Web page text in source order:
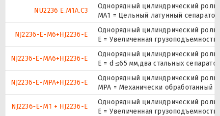
NU2236 E.M1A.C3
Однорядный цилиндрический
МА1 = Цельный латунный
NJ2236-E-M6+HJ2236-E
Однорядный цилиндрический
E = Увеличенная
NJ2236-E-MA6+HJ2236-E
Однорядный цилиндрический
E = d ≤65 мм,два стальных
NJ2236-E-MPA+HJ2236-E
Однорядный цилиндрический
MPA = Механически обработанный
NJ2236-E-M1 + HJ2236-E
Однорядный цилиндрический
E = Увеличенная